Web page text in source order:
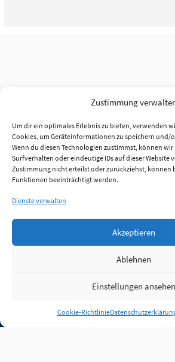
Zustimmung
Um dir ein optimales Erlebnis zu bieten, verwenden
Cookies, um Geräteinformationen zu speichern und/
Wenn du diesen Technologien zustimmst, können wir
Surfverhalten oder eindeutige IDs auf dieser Website
Zustimmung nicht erteilst oder zurückziehst, können
Funktionen beeinträchtigt werden.
Dienste verwalten
Akzeptieren
Ablehnen
Einstellungen ansehen
Cookie-Richtlinie
Anmelden
Jobs Partner FAQ